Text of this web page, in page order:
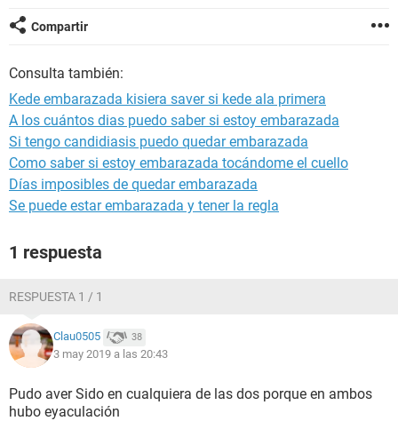
Compartir
Consulta también:
Kede embarazada kisiera saver si kede ala primera
A los cuántos dias puedo saber si estoy embarazada
Si tengo candidiasis puedo quedar embarazada
Como saber si estoy embarazada tocándome el cuello
Días imposibles de quedar embarazada
Se puede estar embarazada y tener la regla
1 respuesta
RESPUESTA 1 / 1
Clau0505 38
3 may 2019 a las 20:43
Pudo aver Sido en cualquiera de las dos porque en ambos
hubo eyaculación